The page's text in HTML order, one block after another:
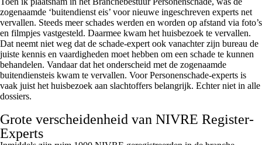
zogenaamde ‘buitendienst eis’ voor nieuwe ingeschreven experts net
vervallen. Steeds meer schades werden en worden op afstand via foto’s
en filmpjes vastgesteld. Daarmee kwam het huisbezoek te vervallen.
Dat neemt niet weg dat de schade-expert ook vanachter zijn bureau de
juiste kennis en vaardigheden moet hebben om een schade te kunnen
behandelen. Vandaar dat het onderscheid met de zogenaamde
buitendiensteis kwam te vervallen. Voor Personenschade-experts is
vaak juist het huisbezoek aan slachtoffers belangrijk. Echter niet in alle
dossiers.
Grote verscheidenheid van NIVRE Register-
Experts